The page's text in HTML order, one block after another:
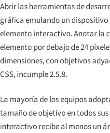
Abrir las herramientas de
gráfica emulando un
elemento interactivo. Anotar la
elemento por debajo de 24
dimensiones, con objetivos
CSS, incumple 2.5.8.
La mayoría de los equipos
tamaño de objetivo en todos
interactivo recibe al menos un